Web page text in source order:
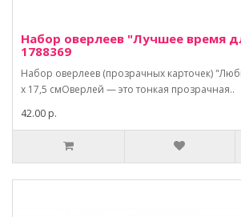
Набор оверлеев "Лучшее время
1788369
Набор оверлеев (прозрачных карточек)
х 17,5 смОверлей — это тонкая прозрачная..
42.00 р.